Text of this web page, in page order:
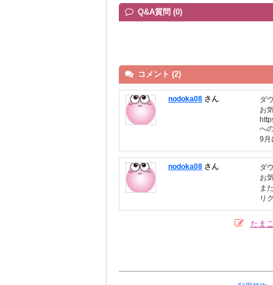
Q&A質問 (0)
コメント (2)
nodoka08 さん
ダ
お
へ
9月
nodoka08 さん
ダ
お
ま
リ
たま